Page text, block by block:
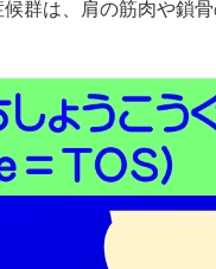
群は、肩の筋肉や鎖